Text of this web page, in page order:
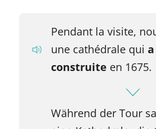
Pendant la visite,
une cathédrale qui
construite en 1675.
Während der Tour